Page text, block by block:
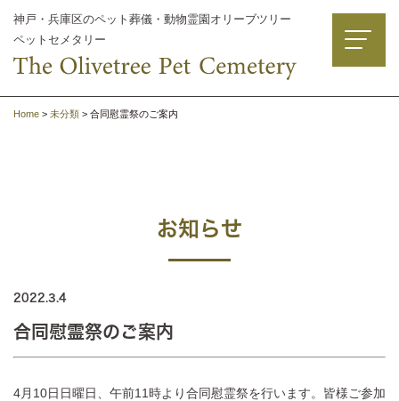
神戸・兵庫区のペット葬儀・動物霊園オリーブツリー
ペットセメタリー
Home > 未分類 > 合同慰霊祭のご案内
お知らせ
2022.3.4
合同慰霊祭のご案内
4月10日日曜日、午前11時より合同慰霊祭を行います。皆様ご参加